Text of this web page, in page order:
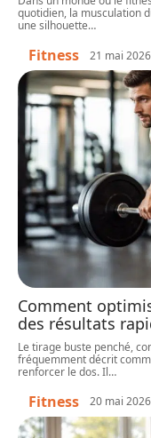
quotidien, la musculation
une silhouette…
Fitness 21 mai 2026
Comment
des résultats
Le tirage buste penché,
fréquemment décrit
renforcer le dos. Il…
Fitness 20 mai 2026